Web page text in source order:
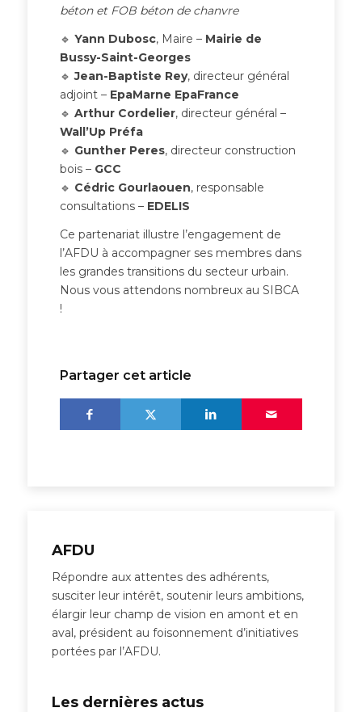
béton et FOB béton de chanvre
🔹 Yann Dubosc, Maire – Mairie de
Bussy-Saint-Georges
🔹Jean-Baptiste Rey, directeur général
adjoint – EpaMarne EpaFrance
🔹 Arthur Cordelier, directeur général –
Wall’Up Préfa
🔹 Gunther Peres, directeur construction
bois – GCC
🔹 Cédric Gourlaouen, responsable
consultations – EDELIS
Ce partenariat illustre l’engagement de
l’AFDU à accompagner ses membres dans
les grandes transitions du secteur urbain.
Nous vous attendons nombreux au SIBCA
!
Partager cet article
AFDU
Répondre aux attentes des adhérents,
susciter leur intérêt, soutenir leurs ambitions,
élargir leur champ de vision en amont et en
aval, président au foisonnement d’initiatives
portées par l’AFDU.
Les dernières actus